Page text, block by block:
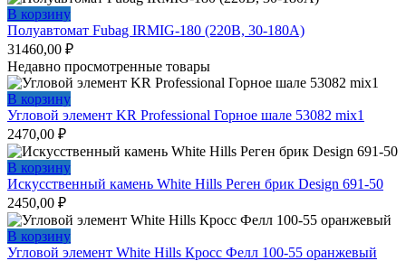
В корзину
Полуавтомат Fubag IRMIG-180 (220В, 30-180А)
31460,00 ₽
Недавно просмотренные товары
В корзину
Угловой элемент KR Professional Горное шале 53082 mix1
2470,00 ₽
В корзину
Искусственный камень White Hills Реген брик Design 691-50
2450,00 ₽
В корзину
Угловой элемент White Hills Кросс Фелл 100-55 оранжевый